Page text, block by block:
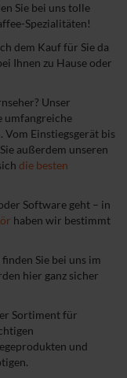
Sie bei uns tolle
Spezialitäten!
dem Kauf für Sie da
Ihnen zu Hause oder
Unser
umfangreiche
Vom Einstiegsgerät bis
außerdem unseren
die besten
Software geht – in
haben wir bestimmt
Sie bei uns im
hier ganz sicher
Sortiment für
und